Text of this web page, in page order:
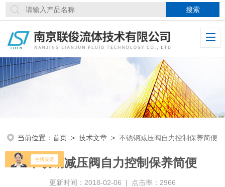
当前位置：首页 >技术文章 >不锈钢减压阀自力控制保养简便
不锈钢减压阀自力控制保养简便
更新时间：2018-02-06 | 点击率：2966